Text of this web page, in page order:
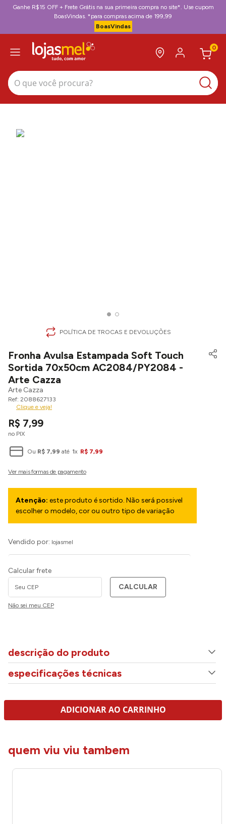
Ganhe R$15 OFF + Frete Grátis na sua primeira compra no site*. Use cupom
BoasVindas. *para compras acima de 199,99
BoasVindas
0
O que você procura?
POLÍTICA DE TROCAS E DEVOLUÇÕES
Fronha Avulsa Estampada Soft Touch
Sortida 70x50cm AC2084/PY2084 -
Arte Cazza
Arte Cazza
2088627133
Clique e veja!
R$ 7,99
no PIX
Ou R$ 7,99 até 1x R$ 7,99
Atenção: este produto é sortido. Não será possivel
escolher o modelo, cor ou outro tipo de variação
Vendido por: lojasmel
Calcular frete
CALCULAR
Não sei meu CEP
descrição do produto
especificações técnicas
ADICIONAR AO CARRINHO
quem viu viu tambem